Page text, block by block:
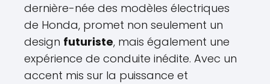
dernière-née des modèles électriques
de Honda, promet non seulement un
design futuriste, mais également une
expérience de conduite inédite. Avec un
accent mis sur la puissance et